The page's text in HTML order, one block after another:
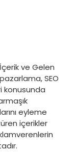
ve Gelen
SEO
konusunda
eyleme
içerikler